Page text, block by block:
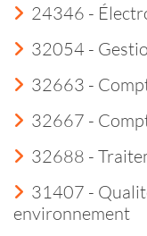
24346 -
32054 -
32663 -
32667 -
32688 -
31407 -
environnement